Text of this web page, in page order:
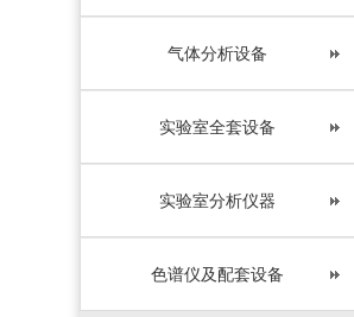
气体分析设备
实验室全套设备
实验室分析仪器
色谱仪及配套设备